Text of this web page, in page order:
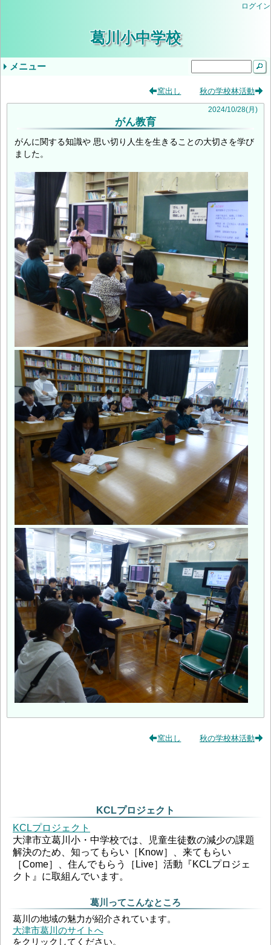
ログイン
葛川小中学校
メニュー
学校生活
いじめ防止基本方針（中学校）
年間行事予定
令和8年度年間行事予定
気象警報発表時/災害発生時の臨時休業等の判
9月5日（金）の授業について
学校評価
当サイトについて
入学を希望されるみなさま
学校公開の実施について（ご案内）
教育しが
第２回学校公開日（R9入学希望者向）
交通安全教室
逃走歩中
プール学習
すくすく算数
志賀お話の会
小学３・４年やまのこ学習・中学1年ふるさと
すくすく算数
創立記念授業
紅葉祭
小学校 (30)
中学校 (98)
葛川小中日記 (94)
年間計画 (2)
いじめ防止基本方針 (1)
地域 (7)
PTA (3)
お知らせ (7)
入学式 (3)
給食 (2)
(none) (157)
窯出し 秋の学校林活動
2024/10/28(月)
がん教育
がんに関する知識や 思い切り人生を生きることの大切さを学び
ました。
窯出し 秋の学校林活動
KCLプロジェクト
KCLプロジェクト
大津市立葛川小・中学校では、児童生徒数の減少の課題
解決のため、知ってもらい［Know］、来てもらい
［Come］、住んでもらう［Live］活動『KCLプロジェ
クト』に取組んでいます。
葛川ってこんなところ
葛川の地域の魅力が紹介されています。
大津市葛川のサイトへ
をクリックしてください。